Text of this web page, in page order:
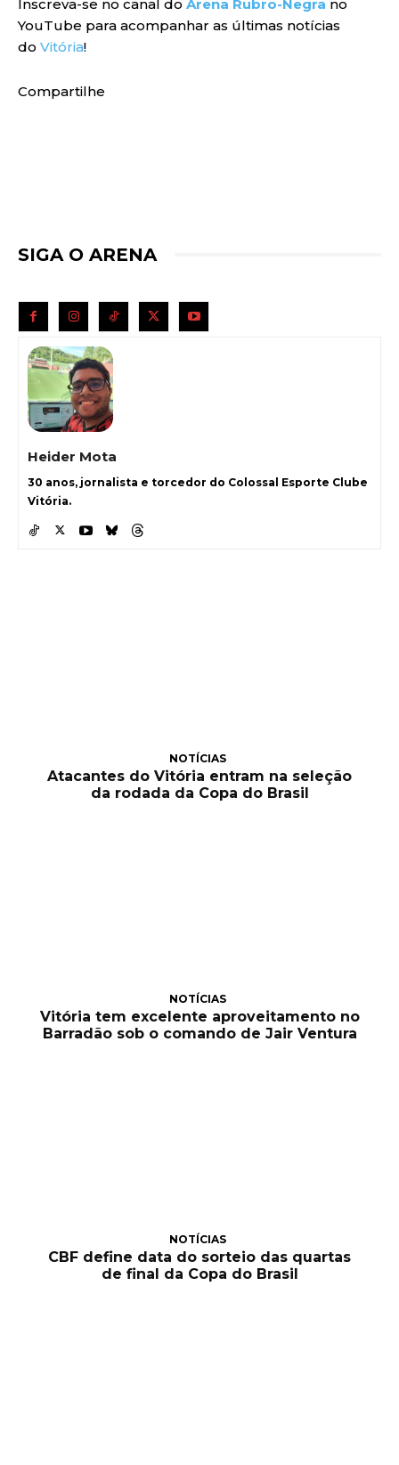
Inscreva-se no canal do Arena Rubro-Negra no
YouTube para acompanhar as últimas notícias
do Vitória!
Compartilhe
SIGA O ARENA
Heider Mota
30 anos, jornalista e torcedor do Colossal Esporte Clube
Vitória.
NOTÍCIAS
Atacantes do Vitória entram na seleção
da rodada da Copa do Brasil
NOTÍCIAS
Vitória tem excelente aproveitamento no
Barradão sob o comando de Jair Ventura
NOTÍCIAS
CBF define data do sorteio das quartas
de final da Copa do Brasil